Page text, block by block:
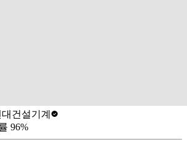
건설기계
96%